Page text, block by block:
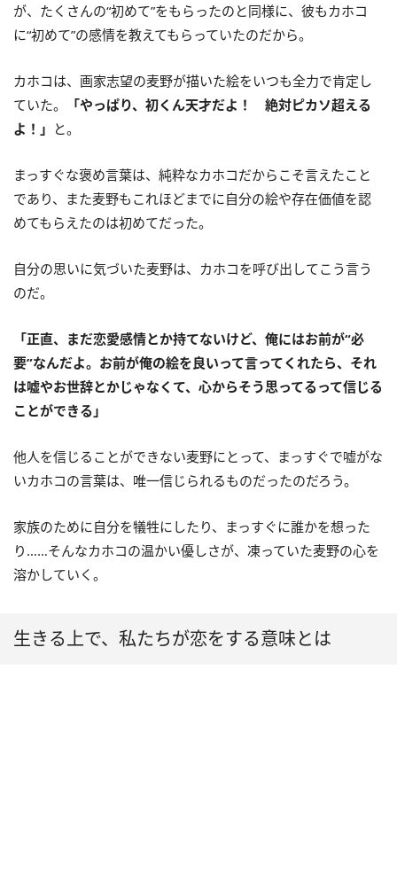
が、たくさんの“初めて”をもらったのと同様に、彼もカホコ
に“初めて”の感情を教えてもらっていたのだから。
カホコは、画家志望の麦野が描いた絵をいつも全力で肯定し
ていた。
「やっぱり、初くん天才だよ！ 絶対ピカソ超える
よ！」 と。
まっすぐな褒め言葉は、純粋なカホコだからこそ言えたこと
であり、また麦野もこれほどまでに自分の絵や存在価値を認
めてもらえたのは初めてだった。
自分の思いに気づいた麦野は、カホコを呼び出してこう言う
のだ。
「正直、まだ恋愛感情とか持てないけど、俺にはお前が“必
要”なんだよ。お前が俺の絵を良いって言ってくれたら、それ
は嘘やお世辞とかじゃなくて、心からそう思ってるって信じる
ことができる」
他人を信じることができない麦野にとって、まっすぐで嘘がな
いカホコの言葉は、唯一信じられるものだったのだろう。
家族のために自分を犠牲にしたり、まっすぐに誰かを想った
り……そんなカホコの温かい優しさが、凍っていた麦野の心を
溶かしていく。
生きる上で、私たちが恋をする意味とは